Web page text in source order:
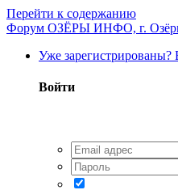
Перейти к содержанию
Форум ОЗЁРЫ ИНФО, г.
Уже зарегистрированы?
Войти